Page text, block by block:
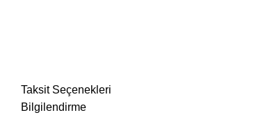
Taksit Seçenekleri
Bilgilendirme